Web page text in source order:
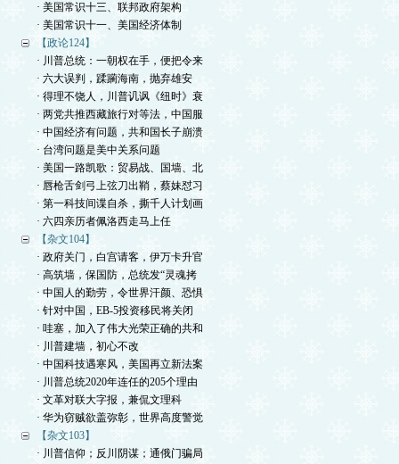
· 美国常识十三、联邦政府架构
· 美国常识十一、美国经济体制
【政论124】
· 川普总统：一朝权在手，便把令来
· 六大误判，蹂躏海南，抛弃雄安
· 得理不饶人，川普讥讽《纽时》衰
· 两党共推西藏旅行对等法，中国服
· 中国经济有问题，共和国长子崩溃
· 台湾问题是美中关系问题
· 美国一路凯歌：贸易战、国墙、北
· 唇枪舌剑弓上弦刀出鞘，蔡妹怼习
· 第一科技间谍自杀，撕千人计划画
· 六四亲历者佩洛西走马上任
【杂文104】
· 政府关门，白宫请客，伊万卡升官
· 高筑墙，保国防，总统发“灵魂拷
· 中国人的勤劳，令世界汗颜、恐惧
· 针对中国，EB-5投资移民将关闭
· 哇塞，加入了伟大光荣正确的共和
· 川普建墙，初心不改
· 中国科技遇寒风，美国再立新法案
· 川普总统2020年连任的205个理由
· 文革对联大字报，兼侃文理科
· 华为窃贼欲盖弥彰，世界高度警觉
【杂文103】
· 川普信仰；反川阴谋；通俄门骗局